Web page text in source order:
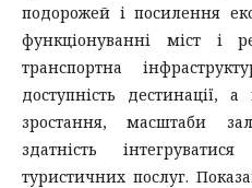
подорожей і посилення
функціонуванні міст і
транспортна
доступність дестинації,
зростання, масштаби
здатність
туристичних послуг.